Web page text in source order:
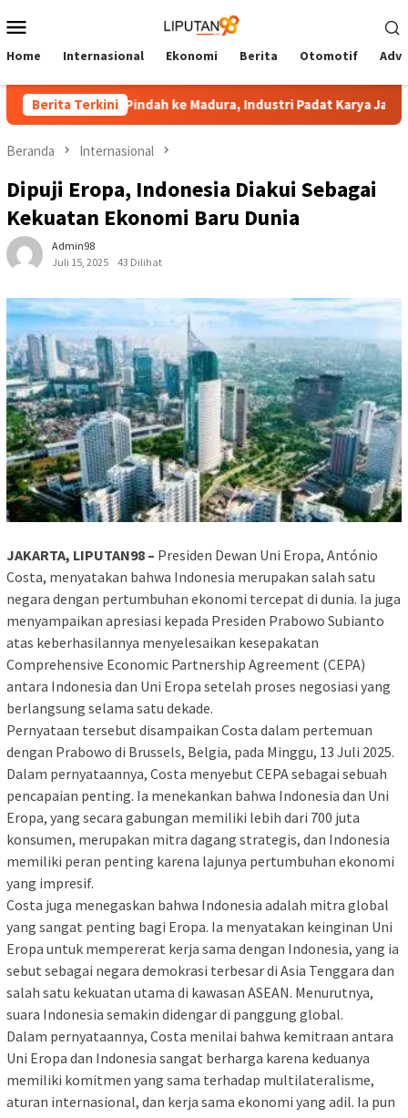
ke
Mobile
Home Internasional Ekonomi Berita Otomotif
Berita Terkini
Bersiap Pindah ke Madura, Industri Padat Karya Jadi
Beranda Internasional
Dipuji Eropa, Indonesia Diakui Sebagai
Kekuatan Ekonomi Baru Dunia
Admin98
Juli 15, 2025
43 Dilihat
JAKARTA, LIPUTAN98 – Presiden Dewan Uni Eropa, António
Costa, menyatakan bahwa Indonesia merupakan salah satu
negara dengan pertumbuhan ekonomi tercepat di dunia. Ia juga
menyampaikan apresiasi kepada Presiden Prabowo Subianto
atas keberhasilannya menyelesaikan kesepakatan
Comprehensive Economic Partnership Agreement (CEPA)
antara Indonesia dan Uni Eropa setelah proses negosiasi yang
berlangsung selama satu dekade.
Pernyataan tersebut disampaikan Costa dalam pertemuan
dengan Prabowo di Brussels, Belgia, pada Minggu, 13 Juli 2025.
Dalam pernyataannya, Costa menyebut CEPA sebagai sebuah
pencapaian penting. Ia menekankan bahwa Indonesia dan Uni
Eropa, yang secara gabungan memiliki lebih dari 700 juta
konsumen, merupakan mitra dagang strategis, dan Indonesia
memiliki peran penting karena lajunya pertumbuhan ekonomi
yang impresif.
Costa juga menegaskan bahwa Indonesia adalah mitra global
yang sangat penting bagi Eropa. Ia menyatakan keinginan Uni
Eropa untuk mempererat kerja sama dengan Indonesia, yang ia
sebut sebagai negara demokrasi terbesar di Asia Tenggara dan
salah satu kekuatan utama di kawasan ASEAN. Menurutnya,
suara Indonesia semakin didengar di panggung global.
Dalam pernyataannya, Costa menilai bahwa kemitraan antara
Uni Eropa dan Indonesia sangat berharga karena keduanya
memiliki komitmen yang sama terhadap multilateralisme,
aturan internasional, dan kerja sama ekonomi yang adil. Ia pun